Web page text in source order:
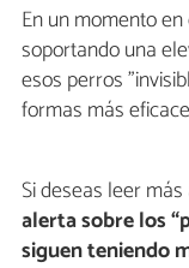
En un momento
soportando una
esos perros
formas más
Si deseas leer
alerta sobre los
siguen teniendo